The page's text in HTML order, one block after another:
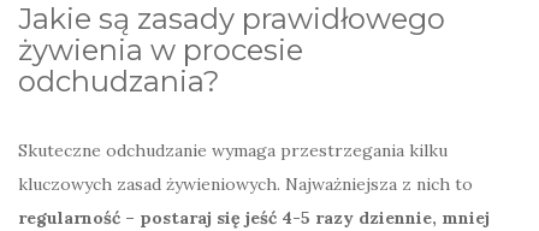
Jakie są zasady prawidłowego
żywienia w procesie
odchudzania?
Skuteczne odchudzanie wymaga przestrzegania kilku
kluczowych zasad żywieniowych. Najważniejsza z nich to
regularność – postaraj się jeść 4-5 razy dziennie, mniej